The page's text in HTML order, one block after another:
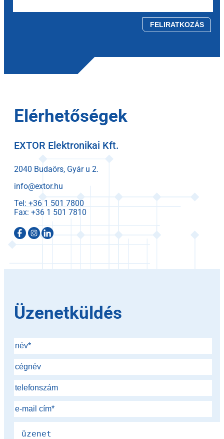
Elérhetőségek
EXTOR Elektronikai Kft.
2040 Budaörs, Gyár u 2.
info@extor.hu
Tel:
Fax:
Üzenetküldés